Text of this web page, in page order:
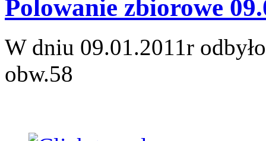
Polowanie zbiorowe
W dniu 09.01.2011r
obw.58